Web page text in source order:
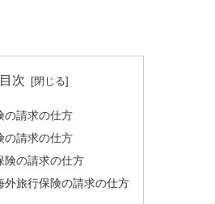
目次
の請求の仕方
の請求の仕方
険の請求の仕方
外旅行保険の請求の仕方